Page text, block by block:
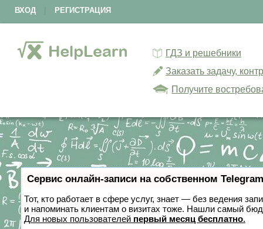
ВХОД РЕГИСТРАЦИЯ
ГДЗ и решебники
Заказать задачу,
Получите
Сервис онлайн-записи на собственном
Тот, кто работает в сфере услуг, знает — без ведения
и напоминать клиентам о визитах тоже. Нашли самый
Для новых пользователей первый месяц бесплатно.